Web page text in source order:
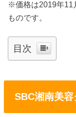
※価格は2019年11
ものです。
目次
SBC湘南美容